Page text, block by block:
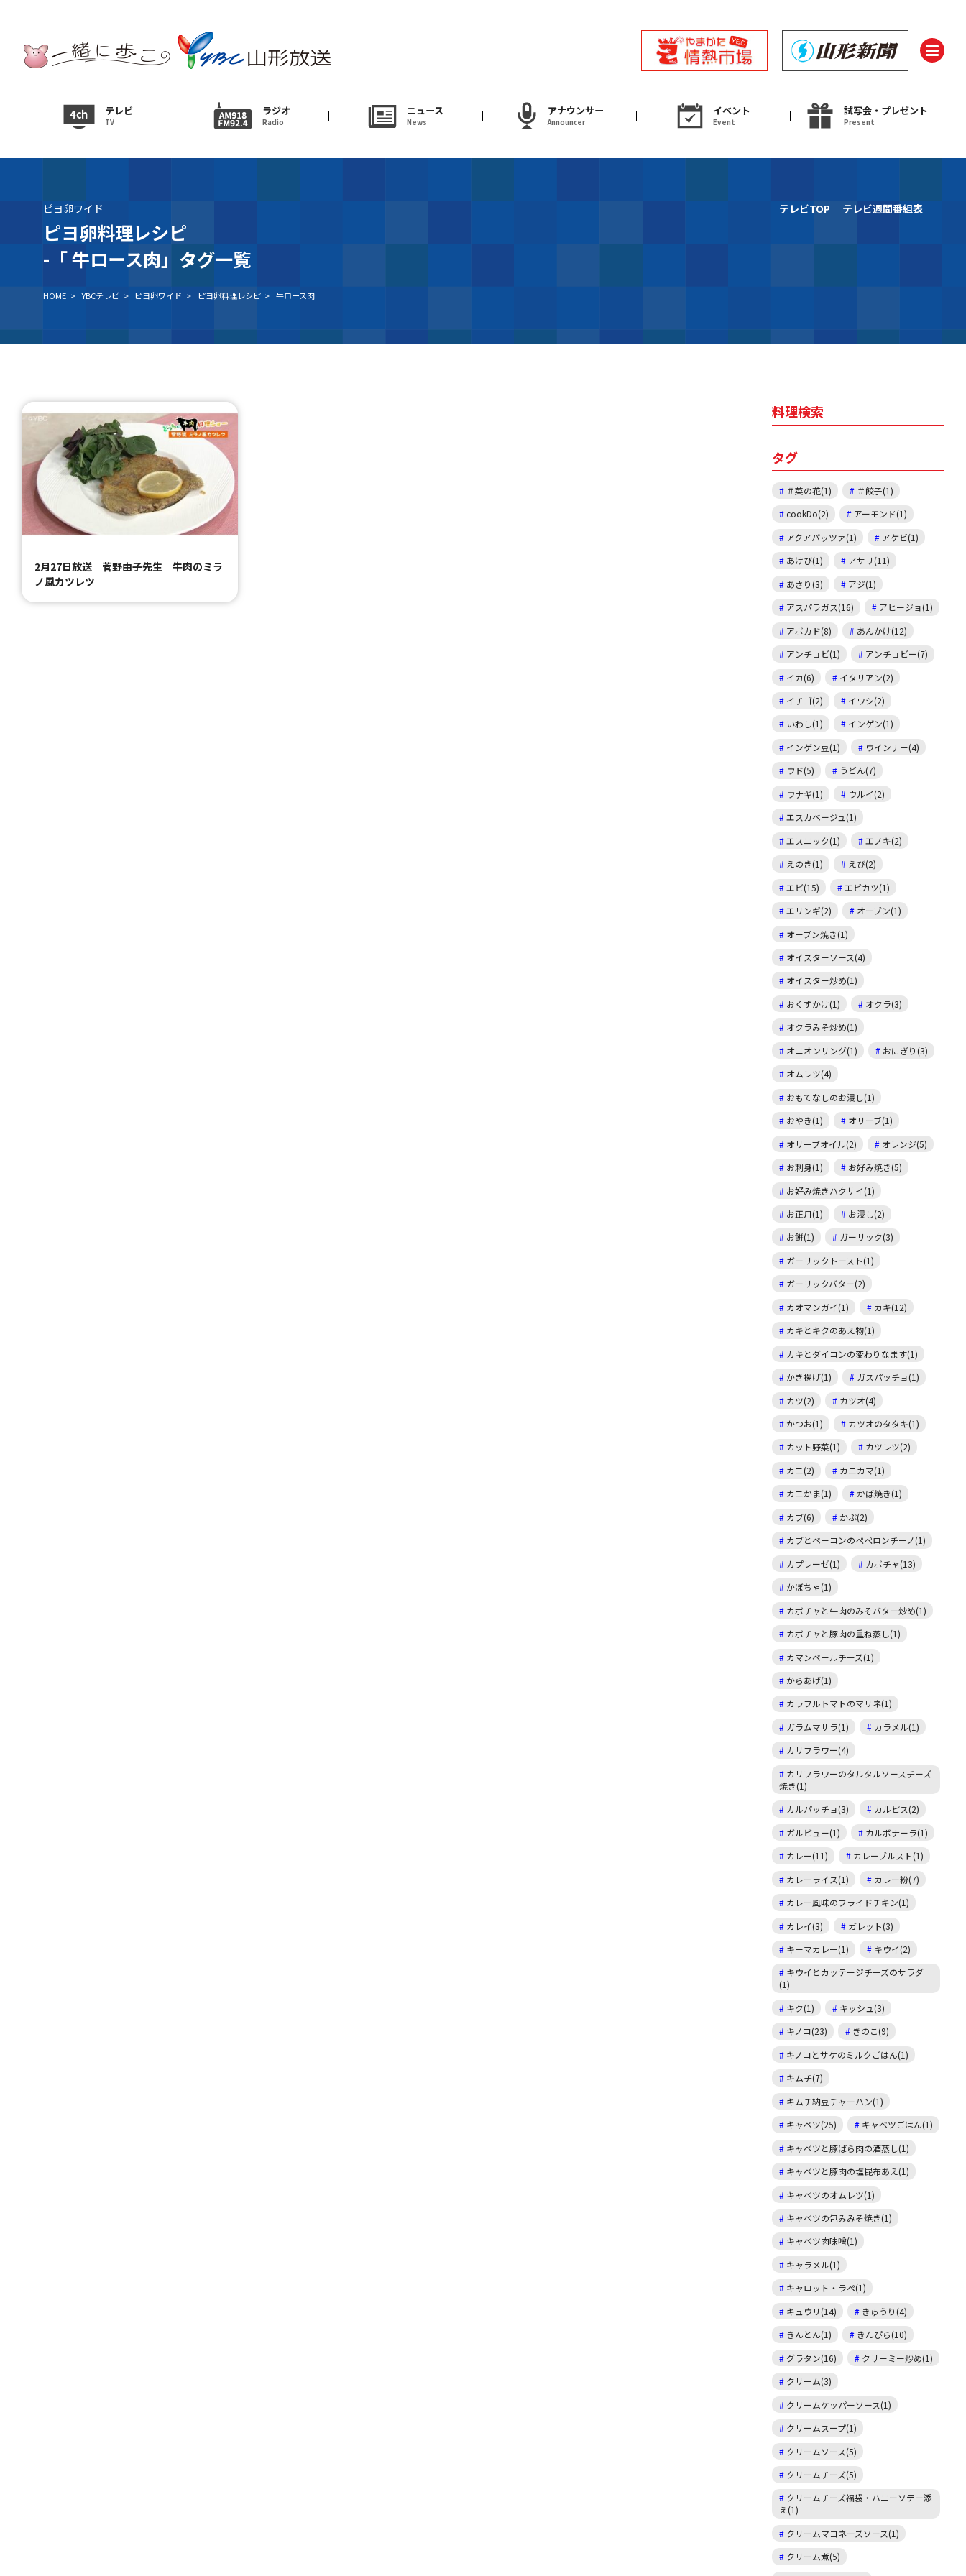
テレビ
TV
ラジオ
Radio
ニュース
News
アナウンサー
Announcer
イベント
Event
試写会・プレゼント
Present
テレビ
ニュース
News
アナウンサー
Announcer
イベント 試写会・プレゼント
ＹＢＣオンデマンド
ピヨ卵ワイド
ピヨ卵料理レシピ
-「牛ロース肉」タグ一覧
テレビTOP テレビ週間番組表
HOME > YBCテレビ > ピヨ卵ワイド > ピヨ卵料理レシピ > 牛ロース肉
2月27日放送 菅野由子先生 牛肉のミラ
ノ風カツレツ
料理検索
タグ
＃菜の花(1)
＃餃子(1)
cookDo(2)
アーモンド(1)
アクアパッツァ(1)
アケビ(1)
あけび(1)
アサリ(11)
あさり(3)
アジ(1)
アスパラガス(16)
アヒージョ(1)
アボカド(8)
あんかけ(12)
アンチョビ(1)
アンチョビー(7)
イカ(6)
イタリアン(2)
イチゴ(2)
イワシ(2)
いわし(1)
インゲン(1)
インゲン豆(1)
ウインナー(4)
ウド(5)
うどん(7)
ウナギ(1)
ウルイ(2)
エスカベージュ(1)
エスニック(1)
エノキ(2)
えのき(1)
えび(2)
エビ(15)
エビカツ(1)
エリンギ(2)
オーブン(1)
オーブン焼き(1)
オイスターソース(4)
オイスター炒め(1)
おくずかけ(1)
オクラ(3)
オクラみそ炒め(1)
オニオンリング(1)
おにぎり(3)
オムレツ(4)
おもてなしのお浸し(1)
おやき(1)
オリーブ(1)
オリーブオイル(2)
オレンジ(5)
お刺身(1)
お好み焼き(5)
お好み焼きハクサイ(1)
お正月(1)
お浸し(2)
お餅(1)
ガーリック(3)
ガーリックトースト(1)
ガーリックバター(2)
カオマンガイ(1)
カキ(12)
カキとキクのあえ物(1)
カキとダイコンの変わりなます(1)
かき揚げ(1)
ガスパッチョ(1)
カツ(2)
カツオ(4)
かつお(1)
カツオのタタキ(1)
カット野菜(1)
カツレツ(2)
カニ(2)
カニカマ(1)
カニかま(1)
かば焼き(1)
カブ(6)
かぶ(2)
カブとベーコンのペペロンチーノ(1)
カプレーゼ(1)
カボチャ(13)
かぼちゃ(1)
カボチャと牛肉のみそバター炒め(1)
カボチャと豚肉の重ね蒸し(1)
カマンベールチーズ(1)
からあげ(1)
カラフルトマトのマリネ(1)
ガラムマサラ(1)
カラメル(1)
カリフラワー(4)
カリフラワーのタルタルソースチーズ
焼き(1)
カルパッチョ(3)
カルピス(2)
ガルビュー(1)
カルボナーラ(1)
カレー(11)
カレーブルスト(1)
カレーライス(1)
カレー粉(7)
カレー風味のフライドチキン(1)
カレイ(3)
ガレット(3)
キーマカレー(1)
キウイ(2)
キウイとカッテージチーズのサラダ
(1)
キク(1)
キッシュ(3)
キノコ(23)
きのこ(9)
キノコとサケのミルクごはん(1)
キムチ(7)
キムチ納豆チャーハン(1)
キャベツ(25)
キャベツごはん(1)
キャベツと豚ばら肉の酒蒸し(1)
キャベツと豚肉の塩昆布あえ(1)
キャベツのオムレツ(1)
キャベツの包みみそ焼き(1)
キャベツ肉味噌(1)
キャラメル(1)
キャロット・ラペ(1)
キュウリ(14)
きゅうり(4)
きんとん(1)
きんぴら(10)
グラタン(16)
クリーミー炒め(1)
クリーム(3)
クリームケッパーソース(1)
クリームスープ(1)
クリームソース(5)
クリームチーズ(5)
クリームチーズ福袋・ハニーソテー添
え(1)
クリームマヨネーズソース(1)
クリーム煮(5)